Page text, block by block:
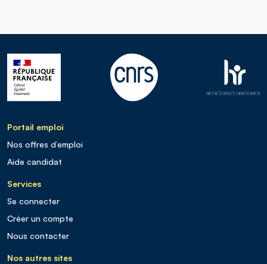
Portail emploi
Nos offres d’emploi
Aide candidat
Services
Se connecter
Créer un compte
Nous contacter
Nos autres sites